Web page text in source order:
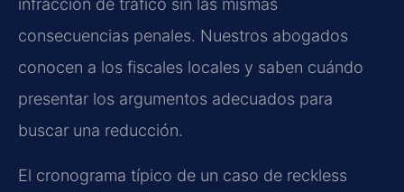
infracción de tráfico sin las mismas
consecuencias penales. Nuestros abogados
conocen a los fiscales locales y saben cuándo
presentar los argumentos adecuados para
buscar una reducción.
El cronograma típico de un caso de reckless